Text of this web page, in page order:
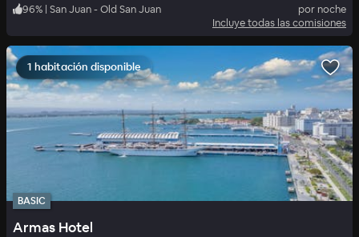
96% | San Juan - Old San Juan
por noche
Incluye todas las comisiones
1 habitación disponible
BASIC
Armas Hotel